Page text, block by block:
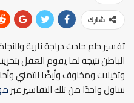
شارك
تفسير حلم حادث دراجة نارية
الباطن نتيجة لما يقوم العقل
وتخيلات ومخاوف وأيضًا التمني
نتناول واحدًا من تلك التفاسير عبر